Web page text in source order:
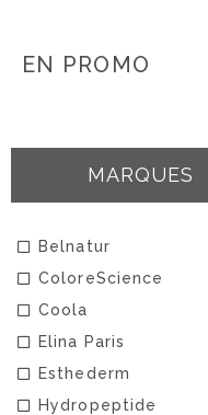
EN PROMO
MARQUES
Belnatur
ColoreScience
Coola
Elina Paris
Esthederm
Hydropeptide